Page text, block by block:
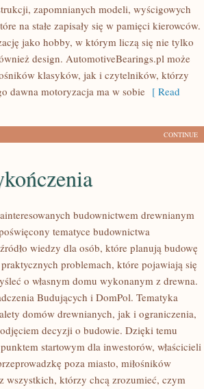
zapomnianych modeli, wyścigowych
na stałe zapisały się w pamięci kierowców.
jako hobby, w którym liczą się nie tylko
design. AutomotiveBearings.pl może
klasyków, jak i czytelników, którzy
dawna motoryzacja ma w sobie [ Read
CONTINUE
budownictwem drewnianym
tematyce budownictwa
wiedzy dla osób, które planują budowę
problemach, które pojawiają się
o własnym domu wykonanym z drewna.
Budujących i DomPol. Tematyka
domów drewnianych, jak i ograniczenia,
decyzji o budowie. Dzięki temu
startowym dla inwestorów, właścicieli
poza miasto, miłośników
wszystkich, którzy chcą zrozumieć, czym